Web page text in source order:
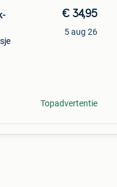
€ 34,95
5 aug 26
Topadvertentie